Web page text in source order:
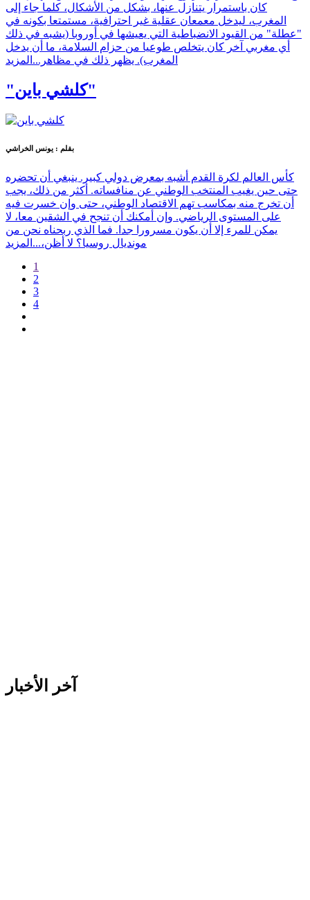
كان باستمرار يتنازل عنها، بشكل من الأشكال، كلما جاء إلى
المغرب، ليدخل معمعان عقلية غير احترافية، مستمتعا بكونه في
"عطلة" من القيود الانضباطية التي يعيشها في أوروبا (يشبه في ذلك
أي مغربي آخر كان يتخلص طوعيا من حزام السلامة، ما أن يدخل
المغرب). يظهر ذلك في مظاهر... المزيد
"كلشي باين"
بقلم : يونس الخراشي
كأس العالم لكرة القدم أشبه بمعرض دولي كبير. ينبغي أن تحضره
حتى حين يغيب المنتخب الوطني عن منافساته. أكثر من ذلك، يجب
أن تخرج منه بمكاسب تهم الاقتصاد الوطني، حتى وإن خسرت فيه
على المستوى الرياضي. وإن أمكنك أن تنجح في الشقين معا، لا
يمكن للمرء إلا أن يكون مسرورا جدا. فما الذي ربحناه نحن من
مونديال روسيا؟ لا أظن،... المزيد
1
2
3
4
آخر الأخبار